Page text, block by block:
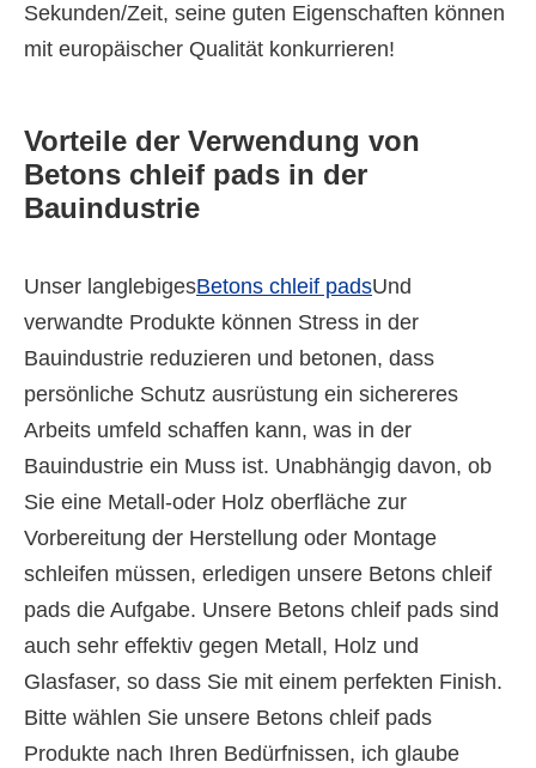
Sekunden/Zeit, seine guten Eigenschaften können
mit europäischer Qualität konkurrieren!
Vorteile der Verwendung von
Betons chleif pads in der
Bauindustrie
Unser langlebigesBetons chleif padsUnd
verwandte Produkte können Stress in der
Bauindustrie reduzieren und betonen, dass
persönliche Schutz ausrüstung ein sichereres
Arbeits umfeld schaffen kann, was in der
Bauindustrie ein Muss ist. Unabhängig davon, ob
Sie eine Metall-oder Holz oberfläche zur
Vorbereitung der Herstellung oder Montage
schleifen müssen, erledigen unsere Betons chleif
pads die Aufgabe. Unsere Betons chleif pads sind
auch sehr effektiv gegen Metall, Holz und
Glasfaser, so dass Sie mit einem perfekten Finish.
Bitte wählen Sie unsere Betons chleif pads
Produkte nach Ihren Bedürfnissen, ich glaube